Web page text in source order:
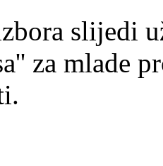
slijedi
za mlade